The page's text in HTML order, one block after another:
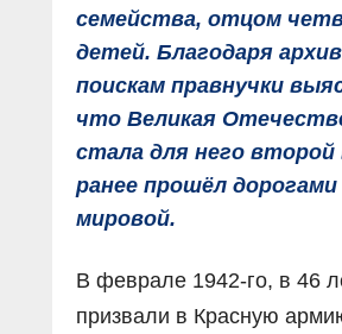
семейства, отцом
детей. Благодаря
поискам правнучки
что Великая
стала для него второй
ранее прошёл
мировой.
В феврале 1942-го, в 46
призвали в Красную